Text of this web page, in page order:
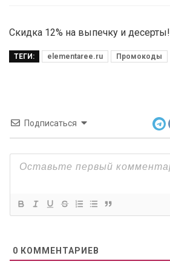
Скидка 12% на выпечку и десерты!
ТЕГИ: elementaree.ru Промокоды
Подписаться
0 КОММЕНТАРИЕВ